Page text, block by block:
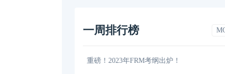
一周排行榜
2023年FRM考试如何更改考试地点呢？